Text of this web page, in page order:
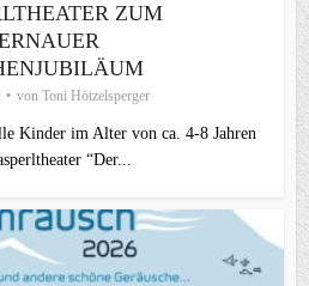
ZUM
von Toni Hötzelsperger
Kinder im Alter von ca. 4-8 Jahren
“Der...